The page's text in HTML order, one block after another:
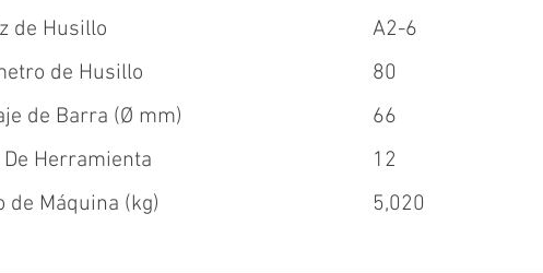
de Husillo
de Husillo
de Barra (Ø mm)
De Herramienta
de Máquina (kg)
A2-6
80
66
12
5,020